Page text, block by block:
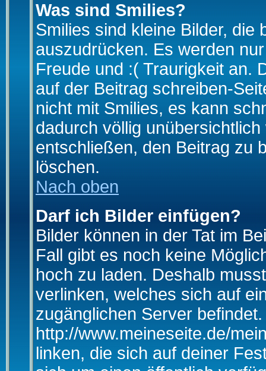
Was sind Smilies?
Smilies sind kleine Bilder, die
auszudrücken. Es werden
Freude und :( Traurigkeit an.
auf der Beitrag schreiben-
nicht mit Smilies, es kann
dadurch völlig
entschließen, den Beitrag zu
löschen.
Nach oben
Darf ich Bilder einfügen?
Bilder können in der Tat im
Fall gibt es noch keine
hoch zu laden. Deshalb
verlinken, welches sich auf
zugänglichen Server
http://www.meineseite.de/
linken, die sich auf deiner